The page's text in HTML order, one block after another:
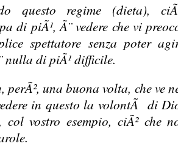
questo regime (dieta),
di piÃ¹, Ã¨ vedere che vi
spettatore senza poter
di piÃ¹ difficile.
perÃ², una buona volta, che ve
in questo la volontÃ di
col vostro esempio, ciÃ² che